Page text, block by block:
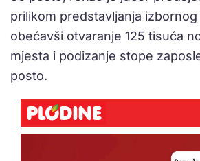
prilikom predstavljanja
obećavši otvaranje 125 tisuća
mjesta i podizanje stope
posto.